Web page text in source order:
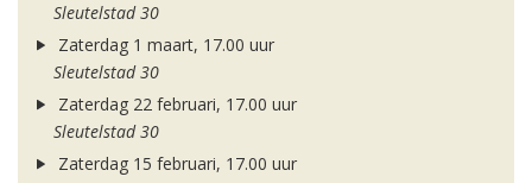
Sleutelstad 30
Zaterdag 1 maart, 17.00 uur
Sleutelstad 30
Zaterdag 22 februari, 17.00 uur
Sleutelstad 30
Zaterdag 15 februari, 17.00 uur